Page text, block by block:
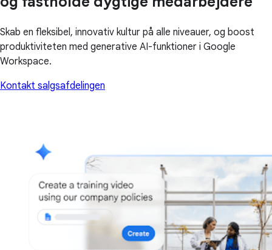
Skab en fleksibel, innovativ kultur på alle niveauer, og boost
produktiviteten med generative AI-funktioner i Google
Workspace.
Kontakt salgsafdelingen